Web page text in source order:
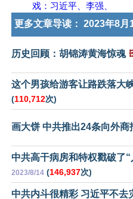
戏：习近平、李强、
更多文章导读： 2023年8月
历史回顾：胡锦涛黄海惊魂
这个男孩给游客让路跌落大
(110,712次)
画大饼 中共推出24条向外商
中共高干病房和特权戳破了
2023/8/14 (146,937次)
中共内斗很精彩 习近平不去